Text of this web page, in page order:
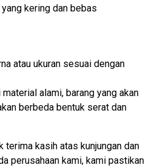
kering dan bebas
atau ukuran sesuai dengan
alami, barang yang akan
berbeda bentuk serat dan
terima kasih atas kunjungan dan
perusahaan kami, kami pastikan